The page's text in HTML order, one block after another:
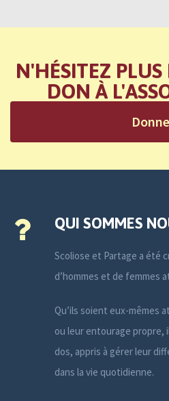
N'HÉSITEZ PLUS
DON À
QUI SOMMES
Scoliose et Partage a été
d’hommes et de femmes
Qu’ils soient eux-mêmes
ou leur entourage propre,
dos, appris à gérer leur
dans la vie quotidienne.